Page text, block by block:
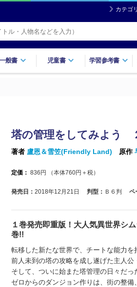
カテゴ
一般書 児童書 学習参考書
塔の管理をしてみよう
著者 盧恩＆雪笠(Friendly Land) 原作
定価： 836 円 （本体760円＋税）
発売日： 2018年12月21日 判型： Ｂ６判 ペ
１巻発売即重版！大人気異世界シ
巻!!
転移した新たな世界で、チートな能力を
前人未到の塔の攻略を成し遂げた主人公
そして、ついに始また塔管理の日々だ
ゼロからのダンジョン作りは、街の整